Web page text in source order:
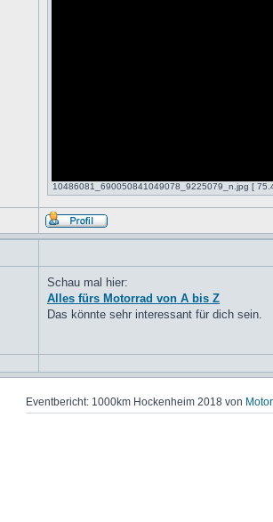
10486081_690050841049078_9225079_n.jpg [
Schau mal hier:
Alles fürs Motorrad von A bis Z
Das könnte sehr interessant für dich sein.
Eventbericht: 1000km Hockenheim 2018 von